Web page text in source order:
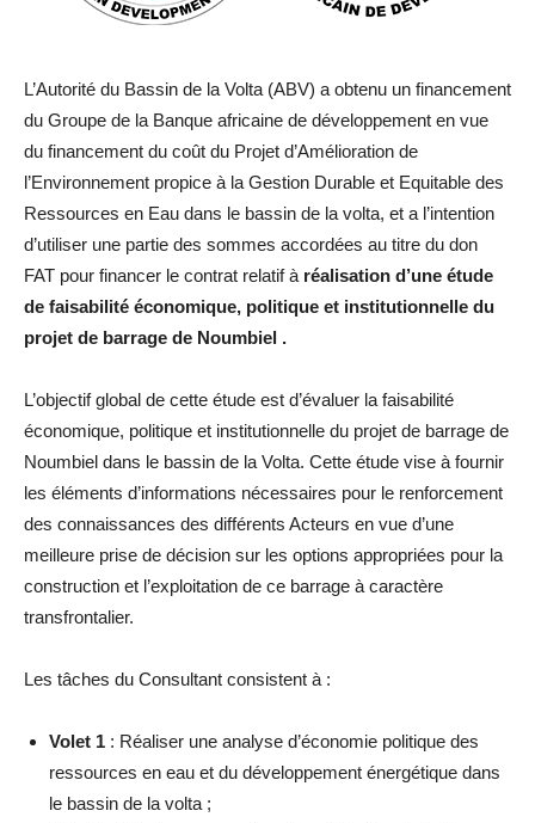
L’Autorité du Bassin de la Volta (ABV) a obtenu un financement
du Groupe de la Banque africaine de développement en vue
du financement du coût du Projet d’Amélioration de
l’Environnement propice à la Gestion Durable et Equitable des
Ressources en Eau dans le bassin de la volta, et a l’intention
d’utiliser une partie des sommes accordées au titre du don
FAT pour financer le contrat relatif à réalisation d’une étude
de faisabilité économique, politique et institutionnelle du
projet de barrage de Noumbiel .
L’objectif global de cette étude est d’évaluer la faisabilité
économique, politique et institutionnelle du projet de barrage de
Noumbiel dans le bassin de la Volta. Cette étude vise à fournir
les éléments d’informations nécessaires pour le renforcement
des connaissances des différents Acteurs en vue d’une
meilleure prise de décision sur les options appropriées pour la
construction et l’exploitation de ce barrage à caractère
transfrontalier.
Les tâches du Consultant consistent à :
Volet 1 : Réaliser une analyse d’économie politique des
ressources en eau et du développement énergétique dans
le bassin de la volta ;